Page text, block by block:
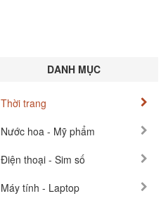
DANH MỤC
Thời trang
Nước hoa - Mỹ phẩm
Điện thoại - Sim số
Máy tính - Laptop